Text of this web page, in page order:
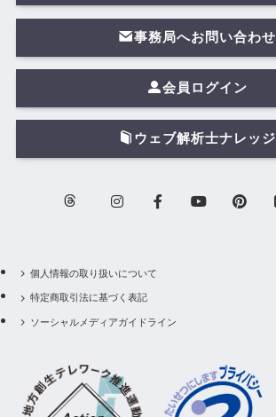
事務局へお問い合わせ
会員ログイン
ウェブ解析士ナレッジ
個人情報の取り扱いについて
特定商取引法に基づく表記
ソーシャルメディアガイドライン